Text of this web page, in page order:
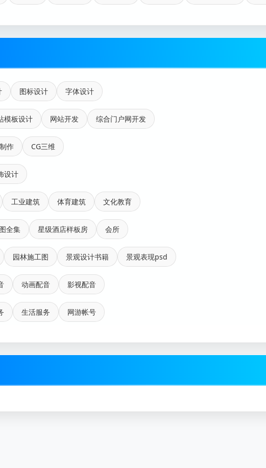
图标设计 字体设计
模板设计 网站开发 综合门户网开发
作 CG三维
设计
工业建筑 体育建筑 文化教育
全集 星级酒店样板房 会所
园林施工图 景观设计书籍 景观表现psd
动画配音 影视配音
生活服务 网游帐号